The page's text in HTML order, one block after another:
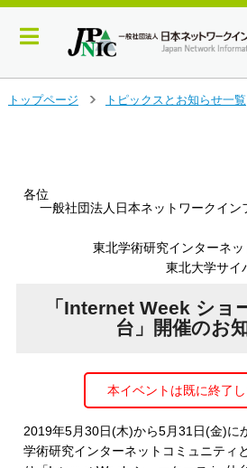
トップページ
トピックスとお知らせ一覧
各位
一般社団法人日本ネットワークイン
東北学術研究インターネ
東北大学サイ
「Internet Week ショ
台」開催のお
本イベントは既に終了し
2019年5月30日(木)から5月31日(金)に
学術研究インターネットコミュニティ